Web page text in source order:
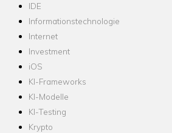
IDE
Informationstechnologie
Internet
Investment
iOS
KI-Frameworks
KI-Modelle
KI-Testing
Krypto